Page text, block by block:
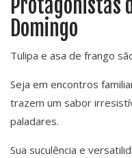
Protagonistas
Domingo
Tulipa e asa de frango
Seja em encontros
trazem um sabor
paladares.
Sua suculência e